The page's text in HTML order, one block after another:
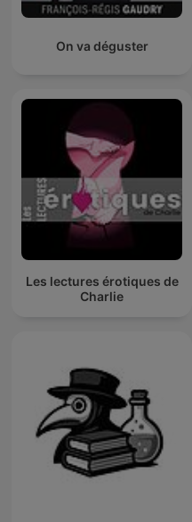
On va déguster
Les lectures érotiques de
Charlie